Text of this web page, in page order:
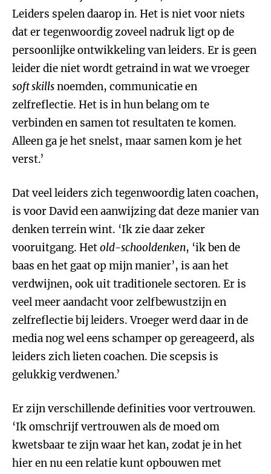
Leiders spelen daarop in. Het is niet voor niets
dat er tegenwoordig zoveel nadruk ligt op de
persoonlijke ontwikkeling van leiders. Er is geen
leider die niet wordt getraind in wat we vroeger
soft skillsnoemden, communicatie en
zelfreflectie. Het is in hun belang om te
verbinden en samen tot resultaten te komen.
Alleen ga je het snelst, maar samen kom je het
verst.’
Dat veel leiders zich tegenwoordig laten coachen,
is voor David een aanwijzing dat deze manier van
denken terrein wint. ‘Ik zie daar zeker
vooruitgang. Hetold-schooldenken, ‘ik ben de
baas en het gaat op mijn manier’, is aan het
verdwijnen, ook uit traditionele sectoren. Er is
veel meer aandacht voor zelfbewustzijn en
zelfreflectie bij leiders. Vroeger werd daar in de
media nog wel eens schamper op gereageerd, als
leiders zich lieten coachen. Die scepsis is
gelukkig verdwenen.’
Er zijn verschillende definities voor vertrouwen.
‘Ik omschrijf vertrouwen als de moed om
kwetsbaar te zijn waar het kan, zodat je in het
hier en nu een relatie kunt opbouwen met